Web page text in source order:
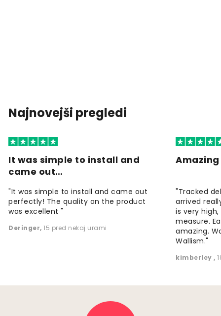
Najnovejši pregledi
It was simple to install and
came out…
"It was simple to install and came out
perfectly! The quality on the product
was excellent "
Deringer, 15 pred nekaj urami
"Tracked
arrived
is very
measure.
amazing.
Wallism."
kimberley,